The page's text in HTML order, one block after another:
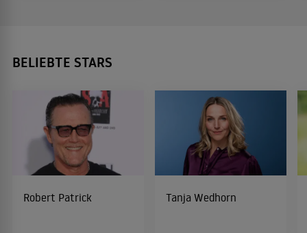
BELIEBTE STARS
Robert Patrick Tanja Wedhorn